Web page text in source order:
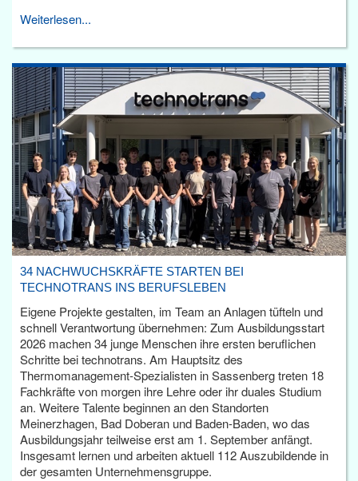
Weiterlesen...
34 NACHWUCHSKRÄFTE STARTEN BEI
TECHNOTRANS INS BERUFSLEBEN
Eigene Projekte gestalten, im Team an Anlagen tüfteln und
schnell Verantwortung übernehmen: Zum Ausbildungsstart
2026 machen 34 junge Menschen ihre ersten beruflichen
Schritte bei technotrans. Am Hauptsitz des
Thermomanagement-Spezialisten in Sassenberg treten 18
Fachkräfte von morgen ihre Lehre oder ihr duales Studium
an. Weitere Talente beginnen an den Standorten
Meinerzhagen, Bad Doberan und Baden-Baden, wo das
Ausbildungsjahr teilweise erst am 1. September anfängt.
Insgesamt lernen und arbeiten aktuell 112 Auszubildende in
der gesamten Unternehmensgruppe.